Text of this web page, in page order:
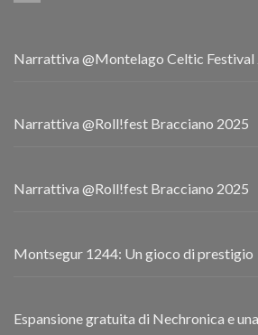
Narrattiva @Montelago Celtic Festival
Narrattiva @Roll!fest Bracciano 2025
Narrattiva @Roll!fest Bracciano 2025
Montsegur 1244: Un gioco di prestigio
Espansione gratuita di Nechronica e